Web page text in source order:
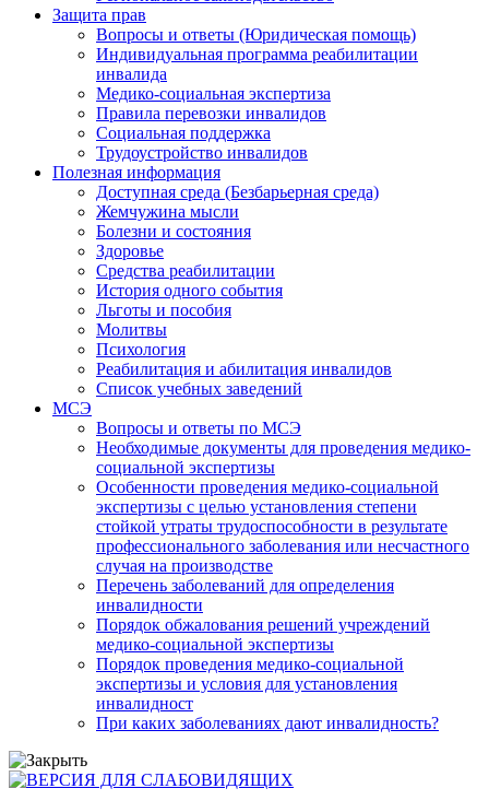
Защита прав
Вопросы и ответы (Юридическая помощь)
Индивидуальная программа реабилитации
инвалида
Медико-социальная экспертиза
Правила перевозки инвалидов
Социальная поддержка
Трудоустройство инвалидов
Полезная информация
Доступная среда (Безбарьерная среда)
Жемчужина мысли
Болезни и состояния
Здоровье
Средства реабилитации
История одного события
Льготы и пособия
Молитвы
Психология
Реабилитация и абилитация инвалидов
Список учебных заведений
МСЭ
Вопросы и ответы по МСЭ
Необходимые документы для проведения медико-
социальной экспертизы
Особенности проведения медико-социальной
экспертизы с целью установления степени
стойкой утраты трудоспособности в результате
профессионального заболевания или несчастного
случая на производстве
Перечень заболеваний для определения
инвалидности
Порядок обжалования решений учреждений
медико-социальной экспертизы
Порядок проведения медико-социальной
экспертизы и условия для установления
инвалидност
При каких заболеваниях дают инвалидность?